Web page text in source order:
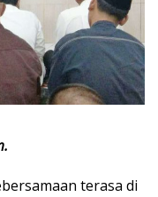
terasa di